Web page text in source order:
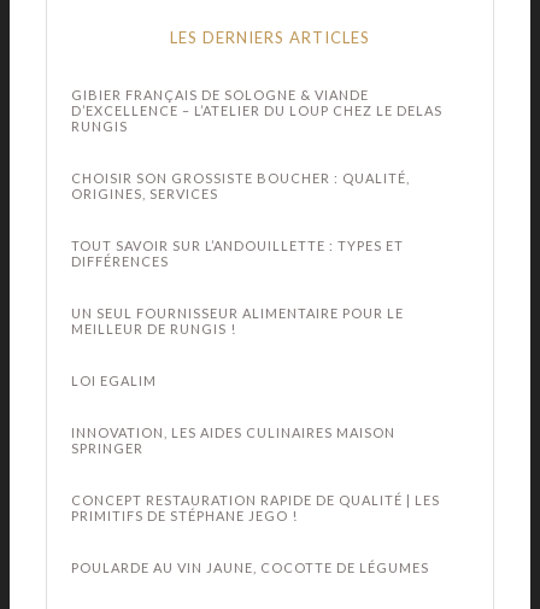
LES DERNIERS ARTICLES
GIBIER FRANÇAIS DE SOLOGNE & VIANDE
D’EXCELLENCE – L’ATELIER DU LOUP CHEZ LE DELAS
RUNGIS
CHOISIR SON GROSSISTE BOUCHER : QUALITÉ,
ORIGINES, SERVICES
TOUT SAVOIR SUR L’ANDOUILLETTE : TYPES ET
DIFFÉRENCES
UN SEUL FOURNISSEUR ALIMENTAIRE POUR LE
MEILLEUR DE RUNGIS !
LOI EGALIM
INNOVATION, LES AIDES CULINAIRES MAISON
SPRINGER
CONCEPT RESTAURATION RAPIDE DE QUALITÉ | LES
PRIMITIFS DE STÉPHANE JEGO !
POULARDE AU VIN JAUNE, COCOTTE DE LÉGUMES